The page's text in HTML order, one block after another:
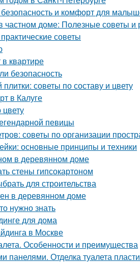
и комфорт для
частном доме: Полезные советы и
советы
квартире
безопасность
советы по составу и цвету
в Калуге
цвету
певицы
советы по организации
основные принципы и техники
в деревянном доме
стены гипсокартоном
для строительства
в деревянном доме
нужно знать
для дома
в Москве
Особенности и преимущества
панелями. Отделка туалета